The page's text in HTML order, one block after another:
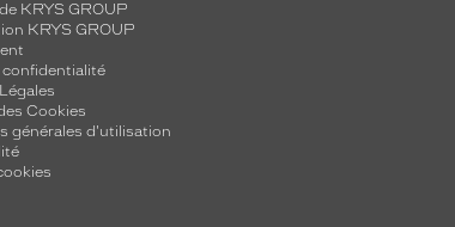
KRYS GROUP
KRYS GROUP
Cookies
générales d'utilisation